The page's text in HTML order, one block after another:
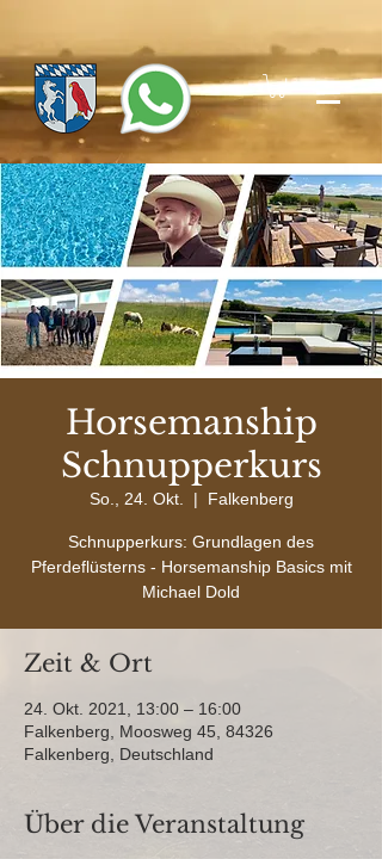
Horsemanship
Schnupperkurs
So., 24. Okt.
  |
Falkenberg
Schnupperkurs: Grundlagen des
Pferdeflüsterns - Horsemanship Basics mit
Michael Dold
Zeit & Ort
24. Okt. 2021, 13:00 – 16:00
Falkenberg, Moosweg 45, 84326
Falkenberg, Deutschland
Über die Veranstaltung